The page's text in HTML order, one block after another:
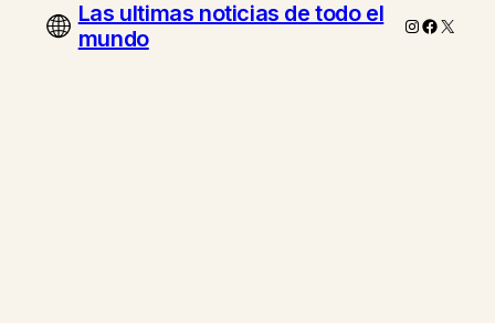
Las ultimas noticias de todo el
mundo
Instagram
X